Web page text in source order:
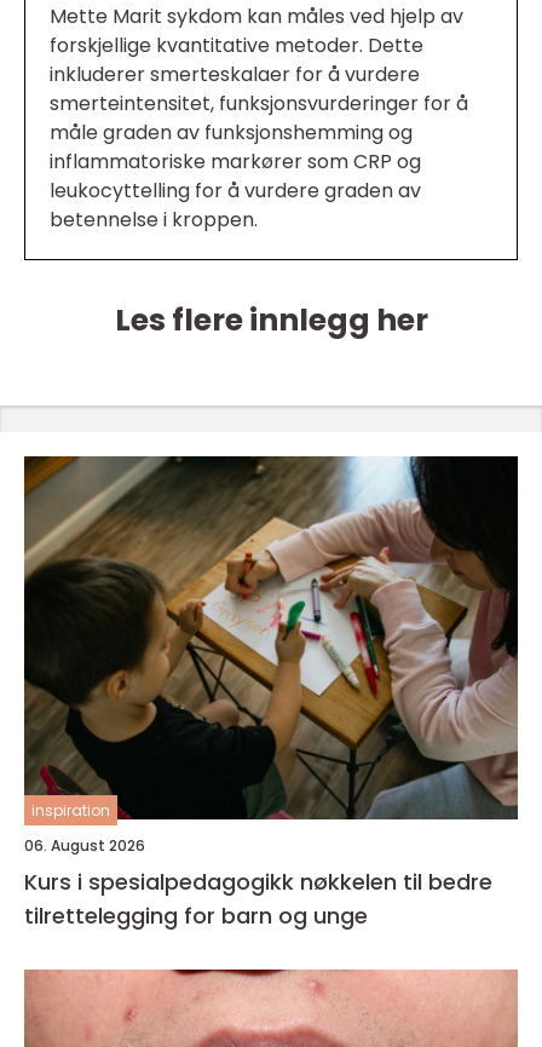
Mette Marit sykdom kan måles ved hjelp av
forskjellige kvantitative metoder. Dette
inkluderer smerteskalaer for å vurdere
smerteintensitet, funksjonsvurderinger for å
måle graden av funksjonshemming og
inflammatoriske markører som CRP og
leukocyttelling for å vurdere graden av
betennelse i kroppen.
Les flere innlegg her
inspiration
06. August 2026
Kurs i spesialpedagogikk nøkkelen til bedre
tilrettelegging for barn og unge